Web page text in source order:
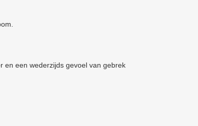
en een wederzijds gevoel van gebrek